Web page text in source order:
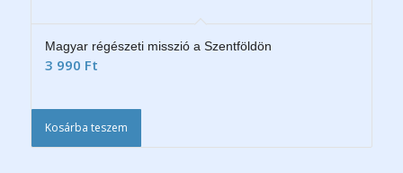
Magyar régészeti misszió a Szentföldön
3 990 Ft
Kosárba teszem